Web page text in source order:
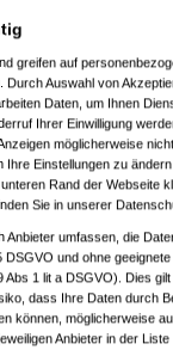
Men in Black um
Re(18): Men in Black
Re(19): Men in Black
Re(20): Men in
Re(21): Men in
Re(22): Men
Re(23):
18:06:08)
am 15.05.2008,
( brösl am 15.05.2008,
(ducducam
(hackenbush am
greifen auf
Auswahl von
Daten, um Ihnen
Ihrer Einwilligung
möglicherweise
Einstellungen zu
Rand der Webseite
Sie in unserer
umfassen, die
und ohne
1 lit a DSGVO). Dies
dass Ihre Daten durch
können, möglicherweise
Anbieter in der